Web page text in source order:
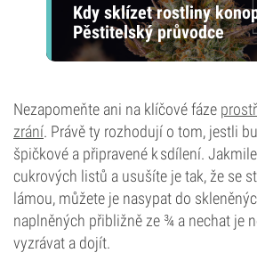
Kdy sklízet rostliny
Pěstitelský průvodce
Nezapomeňte ani na klíčové fáze
zrání. Právě ty rozhodují o tom, jestli
špičkové a připravené k sdílení.
cukrových listů a usušíte je tak, že se
lámou, můžete je nasypat do
naplněných přibližně ze ¾ a nechat je
vyzrávat a dojít.